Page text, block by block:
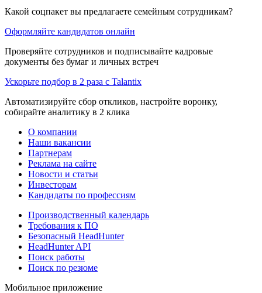
Какой соцпакет вы предлагаете семейным сотрудникам?
Оформляйте кандидатов онлайн
Проверяйте сотрудников и подписывайте кадровые
документы без бумаг и личных встреч
Ускорьте подбор в 2 раза с Talantix
Автоматизируйте сбор откликов, настройте воронку,
собирайте аналитику в 2 клика
О компании
Наши вакансии
Партнерам
Реклама на сайте
Новости и статьи
Инвесторам
Кандидаты по профессиям
Производственный календарь
Требования к ПО
Безопасный HeadHunter
HeadHunter API
Поиск работы
Поиск по резюме
Мобильное приложение